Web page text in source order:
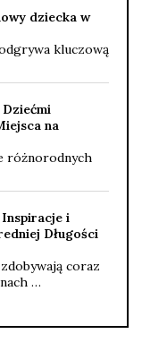
dziecka w
kluczową
na
różnorodnych
Inspiracje i
Długości
coraz
…